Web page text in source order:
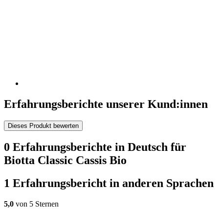
Erfahrungsberichte unserer Kund:innen
Dieses Produkt bewerten
0 Erfahrungsberichte in Deutsch für
Biotta Classic Cassis Bio
1 Erfahrungsbericht in anderen Sprachen
5,0 von 5 Sternen